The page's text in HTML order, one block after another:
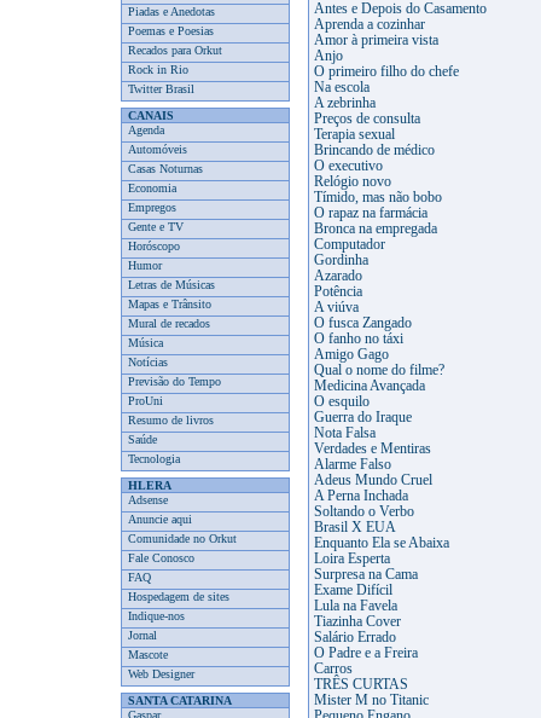
Piadas e Anedotas
Poemas e Poesias
Recados para Orkut
Rock in Rio
Twitter Brasil
CANAIS
Agenda
Automóveis
Casas Noturnas
Economia
Empregos
Gente e TV
Horóscopo
Humor
Letras de Músicas
Mapas e Trânsito
Mural de recados
Música
Notícias
Previsão do Tempo
ProUni
Resumo de livros
Saúde
Tecnologia
HLERA
Adsense
Anuncie aqui
Comunidade no Orkut
Fale Conosco
FAQ
Hospedagem de sites
Indique-nos
Jornal
Mascote
Web Designer
SANTA CATARINA
Gaspar
Antes e Depois do Casamento
Aprenda a cozinhar
Amor à primeira vista
Anjo
O primeiro filho do chefe
Na escola
A zebrinha
Preços de consulta
Terapia sexual
Brincando de médico
O executivo
Relógio novo
Tímido, mas não bobo
O rapaz na farmácia
Bronca na empregada
Computador
Gordinha
Azarado
Potência
A viúva
O fusca Zangado
O fanho no táxi
Amigo Gago
Qual o nome do filme?
Medicina Avançada
O esquilo
Guerra do Iraque
Nota Falsa
Verdades e Mentiras
Alarme Falso
Adeus Mundo Cruel
A Perna Inchada
Soltando o Verbo
Brasil X EUA
Enquanto Ela se Abaixa
Loira Esperta
Surpresa na Cama
Exame Difícil
Lula na Favela
Tiazinha Cover
Salário Errado
O Padre e a Freira
Carros
TRÊS CURTAS
Mister M no Titanic